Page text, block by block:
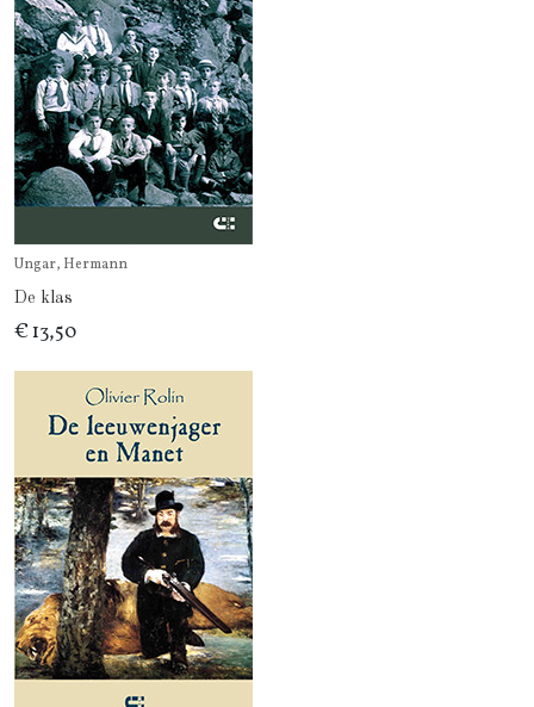
Ungar, Hermann
De klas
€ 13,50